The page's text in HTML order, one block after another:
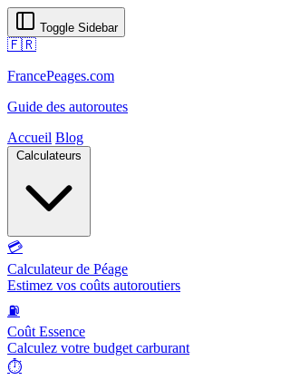
Toggle Sidebar
🇫🇷
FrancePeages.com
Guide des autoroutes
Accueil Blog
Calculateurs
💳
Calculateur de Péage
Estimez vos coûts autoroutiers
⛽
Coût Essence
Calculez votre budget carburant
⏱️